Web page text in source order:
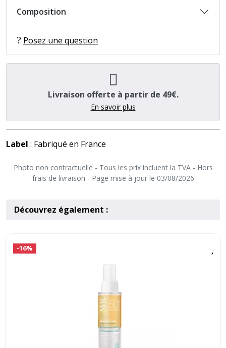
Composition
Posez une question
Livraison offerte à partir de 49€.
En savoir plus
Label : Fabriqué en France
Photo non contractuelle - Tous les prix incluent la TVA - Hors
frais de livraison - Page mise à jour le 03/08/2026
Découvrez également :
-16%